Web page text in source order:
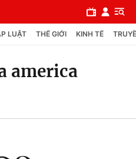
LUẬT THẾ GIỚI KINH TẾ
america